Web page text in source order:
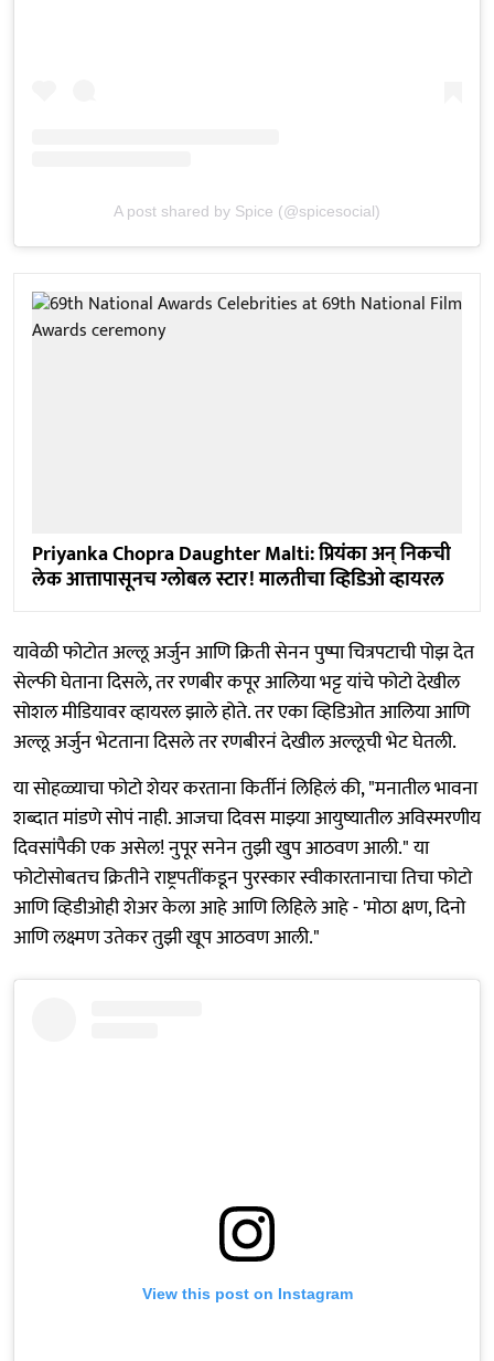
A post shared by Spice (@spicesocial)
Priyanka Chopra Daughter Malti: प्रियंका अन् निकची
लेक आत्तापासूनच ग्लोबल स्टार! मालतीचा व्हिडिओ व्हायरल
यावेळी फोटोत अल्लू अर्जुन आणि क्रिती सेनन पुष्पा चित्रपटाची पोझ देत
सेल्फी घेताना दिसले, तर रणबीर कपूर आलिया भट्ट यांचे फोटो देखील
सोशल मीडियावर व्हायरल झाले होते. तर एका व्हिडिओत आलिया आणि
अल्लू अर्जुन भेटताना दिसले तर रणबीरनं देखील अल्लूची भेट घेतली.
या सोहळ्याचा फोटो शेयर करताना किर्तीनं लिहिलं की, "मनातील भावना
शब्दात मांडणे सोपं नाही. आजचा दिवस माझ्या आयुष्यातील अविस्मरणीय
दिवसांपैकी एक असेल! नुपूर सनेन तुझी खुप आठवण आली." या
फोटोसोबतच क्रितीने राष्ट्रपतींकडून पुरस्कार स्वीकारतानाचा तिचा फोटो
आणि व्हिडीओही शेअर केला आहे आणि लिहिले आहे - 'मोठा क्षण, दिनो
आणि लक्ष्मण उतेकर तुझी खूप आठवण आली."
View this post on Instagram